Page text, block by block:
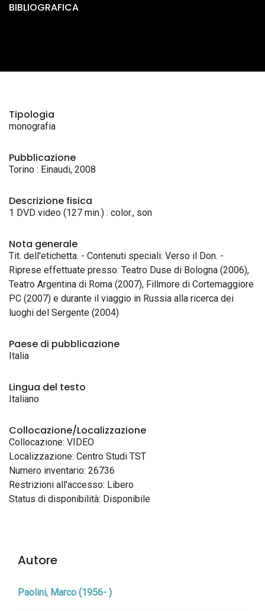
BIBLIOGRAFICA
Tipologia
monografia
Pubblicazione
Torino : Einaudi, 2008
Descrizione fisica
1 DVD video (127 min.) : color., son
Nota generale
Tit. dell'etichetta. - Contenuti speciali: Verso il Don. -
Riprese effettuate presso: Teatro Duse di Bologna (2006),
Teatro Argentina di Roma (2007), Fillmore di Cortemaggiore
PC (2007) e durante il viaggio in Russia alla ricerca dei
luoghi del Sergente (2004)
Paese di pubblicazione
Italia
Lingua del testo
Italiano
Collocazione/Localizzazione
Collocazione: VIDEO
Localizzazione: Centro Studi TST
Numero inventario: 26736
Restrizioni all'accesso: Libero
Status di disponibilità: Disponibile
Autore
Paolini, Marco (1956- )